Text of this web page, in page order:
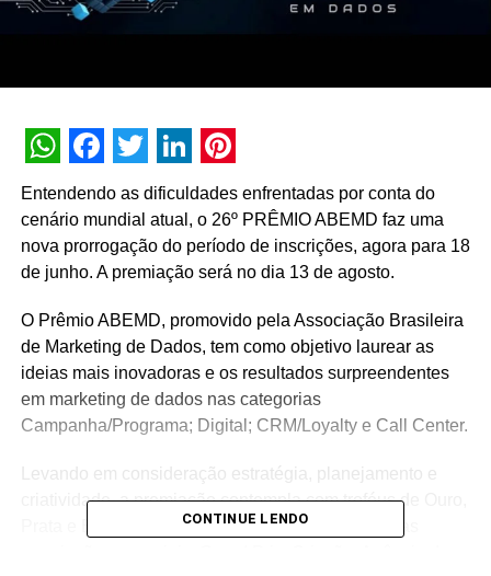
WhatsApp
Facebook
Twitter
LinkedIn
Pinterest
Entendendo as dificuldades enfrentadas por conta do
cenário mundial atual, o 26º PRÊMIO ABEMD faz uma
nova prorrogação do período de inscrições, agora para 18
de junho. A premiação será no dia 13 de agosto.
O Prêmio ABEMD, promovido pela Associação Brasileira
de Marketing de Dados, tem como objetivo laurear as
ideias mais inovadoras e os resultados surpreendentes
em marketing de dados nas categorias
Campanha/Programa; Digital; CRM/Loyalty e Call Center.
Levando em consideração estratégia, planejamento e
criatividade, a premiação contempla com troféus de Ouro,
Prata e Bronze os cases vencedores, além de suas
CONTINUE LENDO